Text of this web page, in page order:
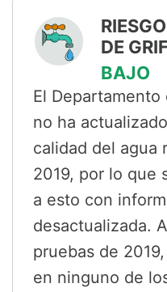
DE
BAJO
El
no ha
calidad del agua
2019, por lo que
a esto con
desactualizada.
pruebas de
en ninguno de